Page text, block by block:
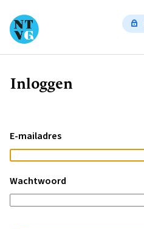
Kruimelpad
Inloggen
E-mailadres
Wachtwoord